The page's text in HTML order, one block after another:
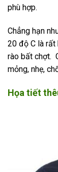
phù hợp.
Chẳng hạn
20 độ C là rất
rào bất chợt.
mỏng, nhẹ,
Họa tiết